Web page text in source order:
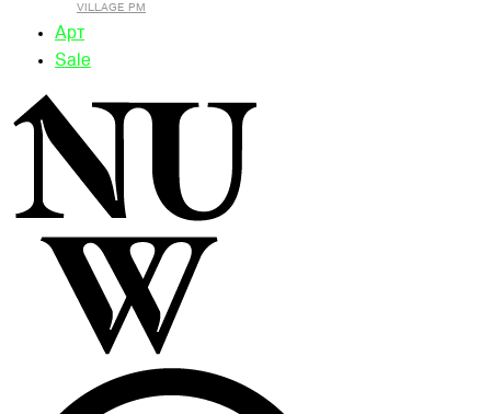
VILLAGE PM
Арт
Sale